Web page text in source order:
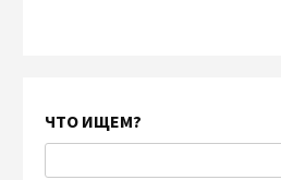
ЧТО ИЩЕМ?